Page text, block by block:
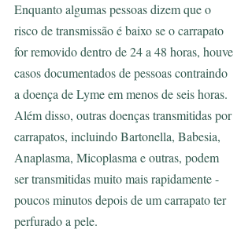
Enquanto algumas pessoas dizem que o
risco de transmissão é baixo se o carrapato
for removido dentro de 24 a 48 horas, houve
casos documentados de pessoas contraindo
a doença de Lyme em menos de seis horas.
Além disso, outras doenças transmitidas por
carrapatos, incluindo Bartonella, Babesia,
Anaplasma, Micoplasma e outras, podem
ser transmitidas muito mais rapidamente -
poucos minutos depois de um carrapato ter
perfurado a pele.